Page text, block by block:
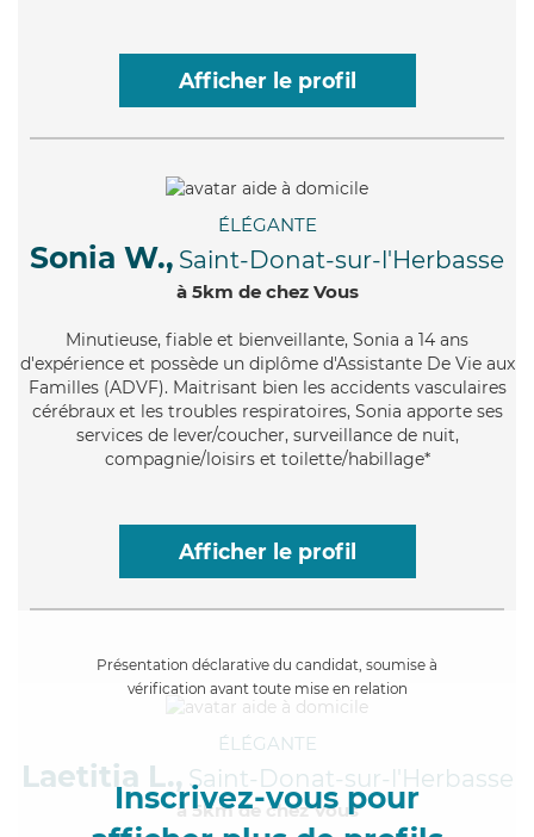
Afficher le profil
ÉLÉGANTE
Sonia W., Saint-Donat-sur-l'Herbasse
à 5km de chez Vous
Minutieuse, fiable et bienveillante, Sonia a 14 ans
d'expérience et possède un diplôme d'Assistante De Vie aux
Familles (ADVF). Maitrisant bien les accidents vasculaires
cérébraux et les troubles respiratoires, Sonia apporte ses
services de lever/coucher, surveillance de nuit,
compagnie/loisirs et toilette/habillage*
Afficher le profil
Présentation déclarative du candidat, soumise à
vérification avant toute mise en relation
Inscrivez-vous pour
ÉLÉGANTE
Laetitia L., Saint-Donat-sur-l'Herbasse
à 5km de chez Vous